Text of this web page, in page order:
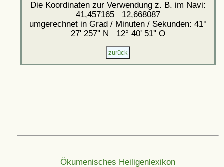
Die Koordinaten zur Verwendung z. B. im Navi:
41,457165 12,668087
umgerechnet in Grad / Minuten / Sekunden: 41°
27' 257'' N 12° 40' 51'' O
Ökumenisches Heiligenlexikon